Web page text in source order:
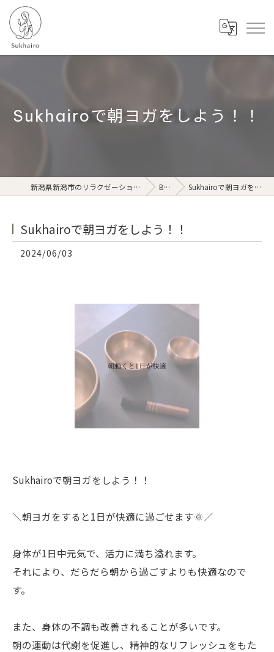
Sukhairoで朝ヨガをしよう！！
新潟県新潟市のリラクゼーションならSukhairo Blog Sukhairoで朝ヨガをしよう！！
Sukhairoで朝ヨガをしよう！！
2024/06/03
Sukhairoで朝ヨガをしよう！！
＼朝ヨガをすると1日が快適に過ごせます🌞／
身体が1日中元気で、活力に満ち溢れます。
それにより、だらだら朝から過ごすよりも快適なので
す。
また、身体の不調も改善されることが多いです。
朝の運動は代謝を促進し、精神的なリフレッシュをもた